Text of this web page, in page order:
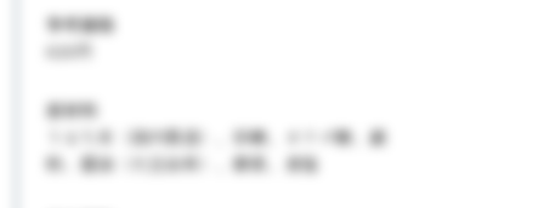
参考価格
620円
原材料
うるち米（国内製造）、砂糖、オリゴ糖、澱
粉、醤油（大豆由来）、酵素、食塩